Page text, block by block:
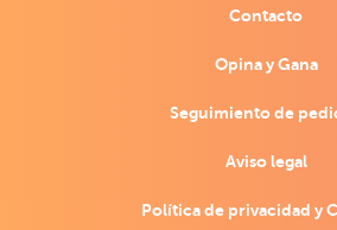
Contacto
Opina y Gana
Seguimiento de
Aviso legal
Política de privacidad y